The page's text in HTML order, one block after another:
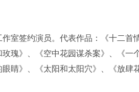
作室签约演员。代表作品：《十二首
瑰》、《空中花园谋杀案》、《一
睛》、《太阳和太阳穴》、《放肆